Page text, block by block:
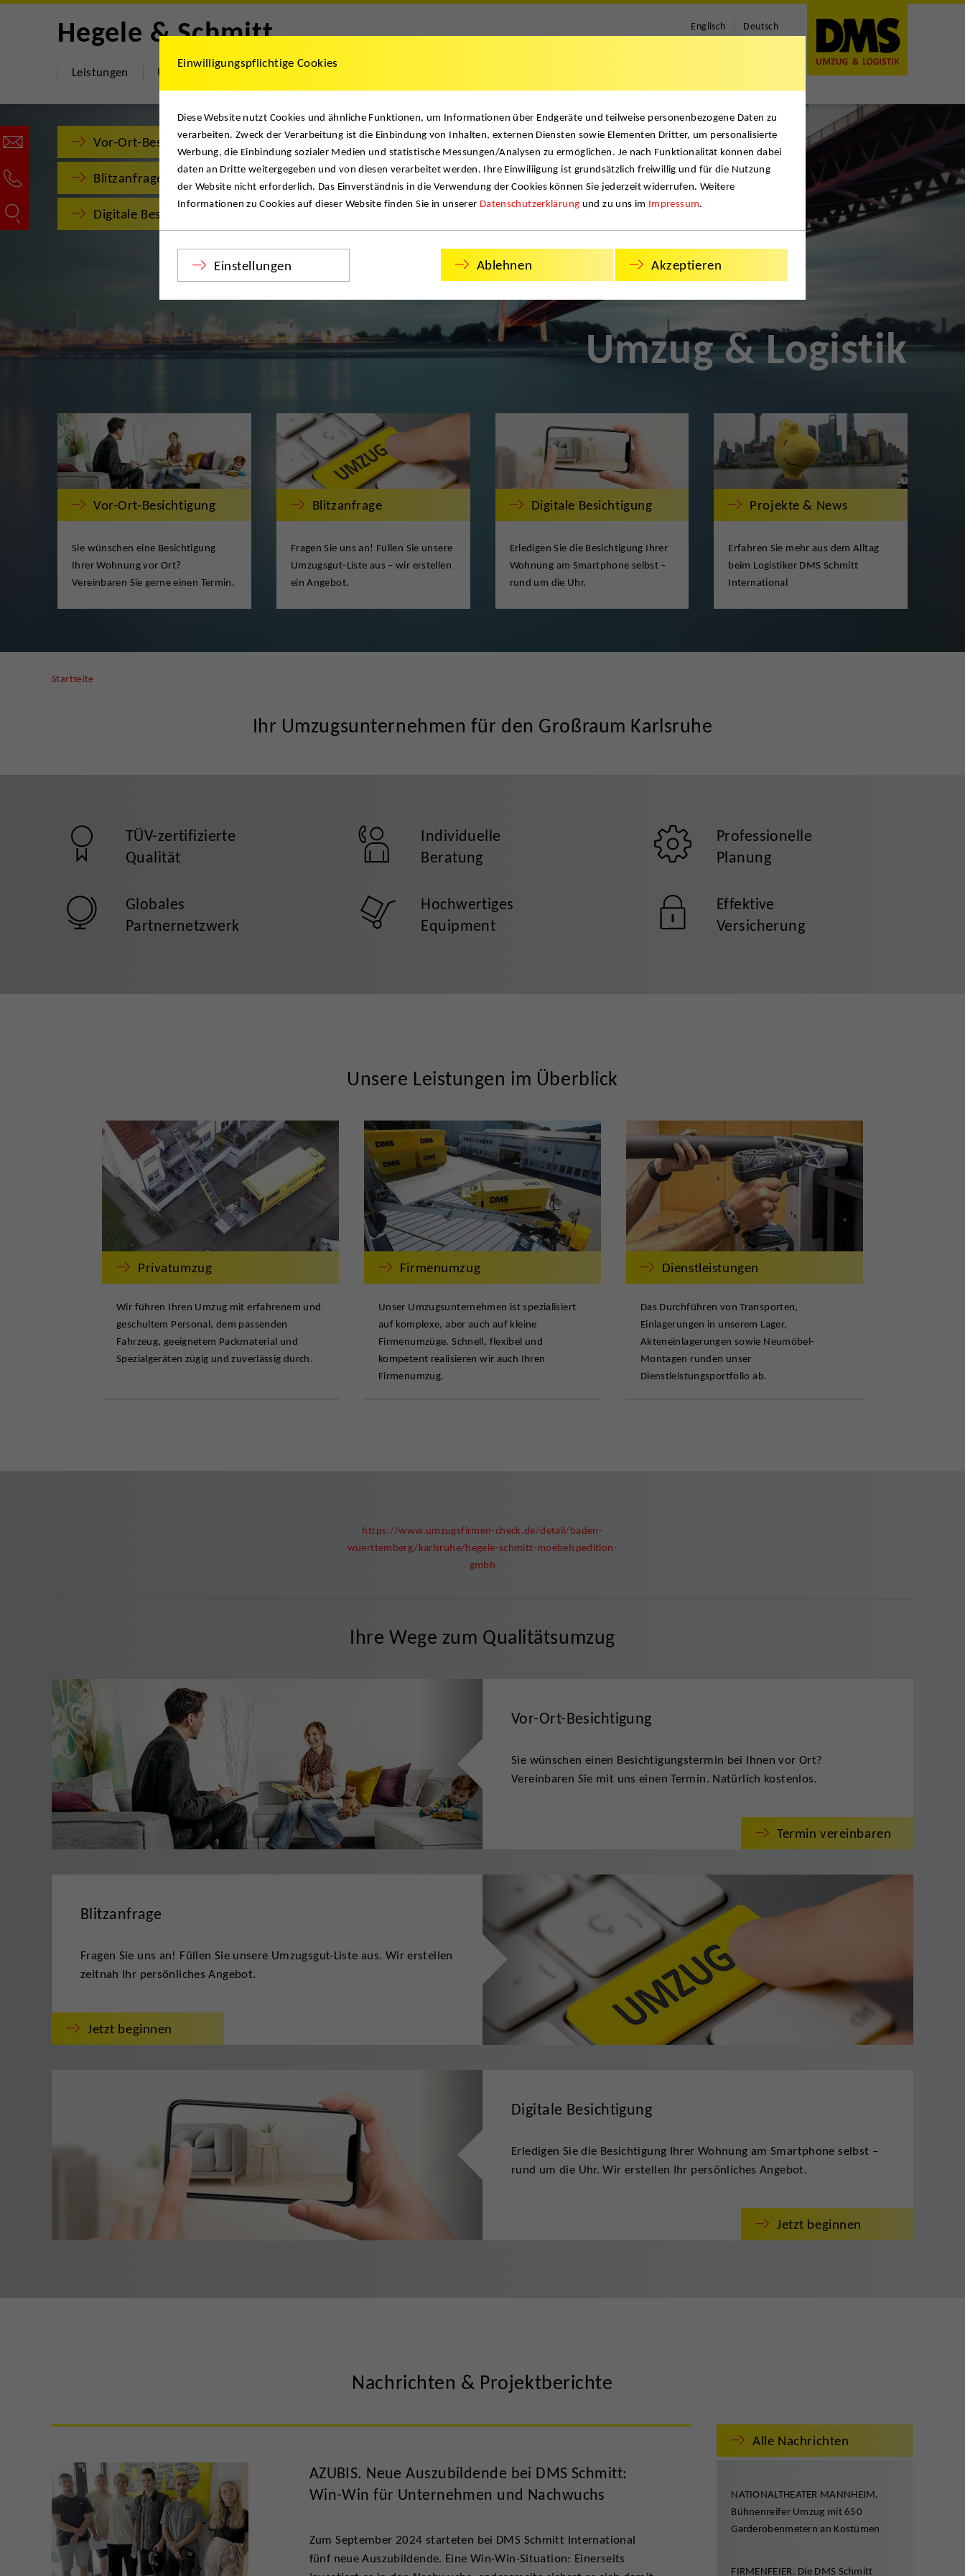
Hegele & Schmitt Englisch Deutsch
Leistungen Umzugsshop Über uns
Vor-Ort-Besichtigung
Blitzanfrage
Digitale Besichtigung
Umzug & Logistik
Vor-Ort-Besichtigung
Sie wünschen eine Besichtigung
Ihrer Wohnung vor Ort?
Vereinbaren Sie gerne einen Termin.
Blitzanfrage
Fragen Sie uns an! Füllen Sie unsere
Umzugsgut-Liste aus – wir erstellen
ein Angebot.
Digitale Besichtigung
Erledigen Sie die Besichtigung Ihrer
Wohnung am Smartphone selbst –
rund um die Uhr.
Projekte & News
Erfahren Sie mehr aus dem Alltag
beim Logistiker DMS Schmitt
International
Startseite
Ihr Umzugsunternehmen für den Großraum Karlsruhe
TÜV-zertifizierte
Qualität
Individuelle
Beratung
Professionelle
Planung
Globales
Partnernetzwerk
Hochwertiges
Equipment
Effektive
Versicherung
Unsere Leistungen im Überblick
Privatumzug
Wir führen Ihren Umzug mit erfahrenem und
geschultem Personal, dem passenden
Fahrzeug, geeignetem Packmaterial und
Spezialgeräten zügig und zuverlässig durch.
Firmenumzug
Unser Umzugsunternehmen ist spezialisiert
auf komplexe, aber auch auf kleine
Firmenumzüge. Schnell, flexibel und
kompetent realisieren wir auch Ihren
Firmenumzug.
Dienstleistungen
Das Durchführen von Transporten,
Einlagerungen in unserem Lager,
Akteneinlagerungen sowie Neumöbel-
Montagen runden unser
Dienstleistungsportfolio ab.
https://www.umzugsfirmen-check.de/detail/baden-
wuerttemberg/karlsruhe/hegele-schmitt-moebelspedition-
gmbh
Ihre Wege zum Qualitätsumzug
Vor-Ort-Besichtigung
Sie wünschen einen Besichtigungstermin bei Ihnen vor Ort?
Vereinbaren Sie mit uns einen Termin. Natürlich kostenlos.
Termin vereinbaren
Blitzanfrage
Fragen Sie uns an! Füllen Sie unsere Umzugsgut-Liste aus. Wir erstellen
zeitnah Ihr persönliches Angebot.
Jetzt beginnen
Digitale Besichtigung
Erledigen Sie die Besichtigung Ihrer Wohnung am Smartphone selbst –
rund um die Uhr. Wir erstellen Ihr persönliches Angebot.
Jetzt beginnen
Nachrichten & Projektberichte
AZUBIS. Neue Auszubildende bei DMS Schmitt:
Win-Win für Unternehmen und Nachwuchs
Zum September 2024 starteten bei DMS Schmitt International
fünf neue Auszubildende. Eine Win-Win-Situation: Einerseits
Alle Nachrichten
NATIONALTHEATER MANNHEIM.
Bühnenreifer Umzug mit 650
Garderobenmetern an Kostümen
FIRMENFEIER. Die DMS Schmitt
Einwilligungspflichtige Cookies
Diese Website nutzt Cookies und ähnliche Funktionen, um Informationen über Endgeräte und teilweise personenbezogene Daten zu
verarbeiten. Zweck der Verarbeitung ist die Einbindung von Inhalten, externen Diensten sowie Elementen Dritter, um personalisierte
Werbung, die Einbindung sozialer Medien und statistische Messungen/Analysen zu ermöglichen. Je nach Funktionalität können dabei
daten an Dritte weitergegeben und von diesen verarbeitet werden. Ihre Einwiliigung ist grundsätzlich freiwillig und für die Nutzung
der Website nicht erforderlich. Das Einverständnis in die Verwendung der Cookies können Sie jederzeit widerrufen. Weitere
Informationen zu Cookies auf dieser Website finden Sie in unserer Datenschutzerklärung und zu uns im Impressum.
Einstellungen Ablehnen Akzeptieren